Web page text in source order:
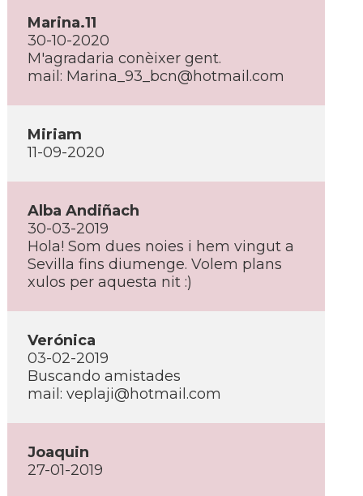
Marina.11
30-10-2020
M'agradaria conèixer gent.
mail: Marina_93_bcn@hotmail.com
Miriam
11-09-2020
Alba Andiñach
30-03-2019
Hola! Som dues noies i hem vingut a
Sevilla fins diumenge. Volem plans
xulos per aquesta nit :)
Verónica
03-02-2019
Buscando amistades
mail: veplaji@hotmail.com
Joaquin
27-01-2019